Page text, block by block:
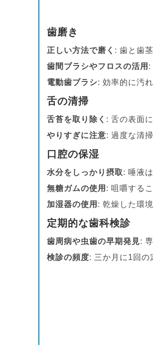
歯磨き
正しい方法で磨く : 歯と歯
歯間ブラシやフロスの活用 :
電動歯ブラシ: 効率的に汚
舌の清掃
舌苔を取り除く : 舌の表面
やりすぎに注意: 過度な清
口腔の保湿
水分をしっかり摂取: 唾液
無糖ガムの使用 : 咀嚼する
加湿器の使用 : 乾燥した環
定期的な歯科検診
歯周病や虫歯の早期発見:
検診の頻度: 三か月に1回の